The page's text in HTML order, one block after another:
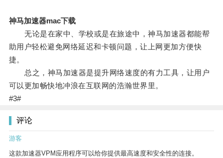
神马加速器mac下载
无论是在家中、学校或是在旅途中，神马加速器都能帮
助用户轻松避免网络延迟和卡顿问题，让上网更加方便快
捷。
总之，神马加速器是提升网络速度的有力工具，让用户
可以更加畅快地冲浪在互联网的浩瀚世界里。
#3#
评论
游客
这款加速器VPM应用程序可以给你提供最高速度和安全性的连接。